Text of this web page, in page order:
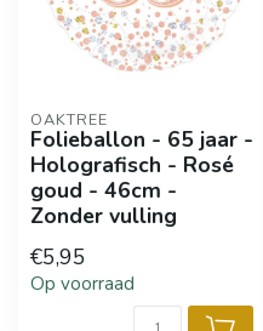
OAKTREE
Folieballon - 65 jaar -
Holografisch - Rosé
goud - 46cm -
Zonder vulling
€5,95
Op voorraad